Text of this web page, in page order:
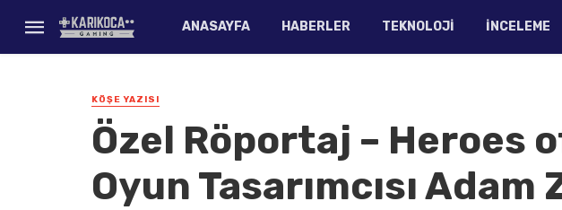
ANASAYFA HABERLER TEKNOLOJI İNCELEME
KÖŞE YAZISI
Özel Röportaj – Heroes
Oyun Tasarımcısı